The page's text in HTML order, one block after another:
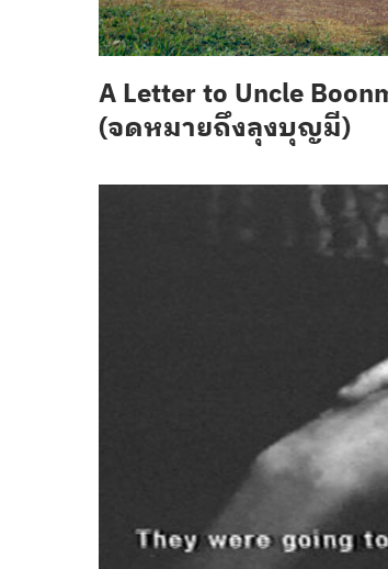
A Letter to Uncle
(จดหมายถึงลุงบุญมี)